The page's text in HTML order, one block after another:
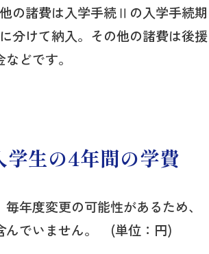
の諸費は入学手続Ⅱの入学手続期
分けて納入。その他の諸費は後援
どです。
生の4年間の学費
年度変更の可能性があるため、
んでいません。 (単位：円)